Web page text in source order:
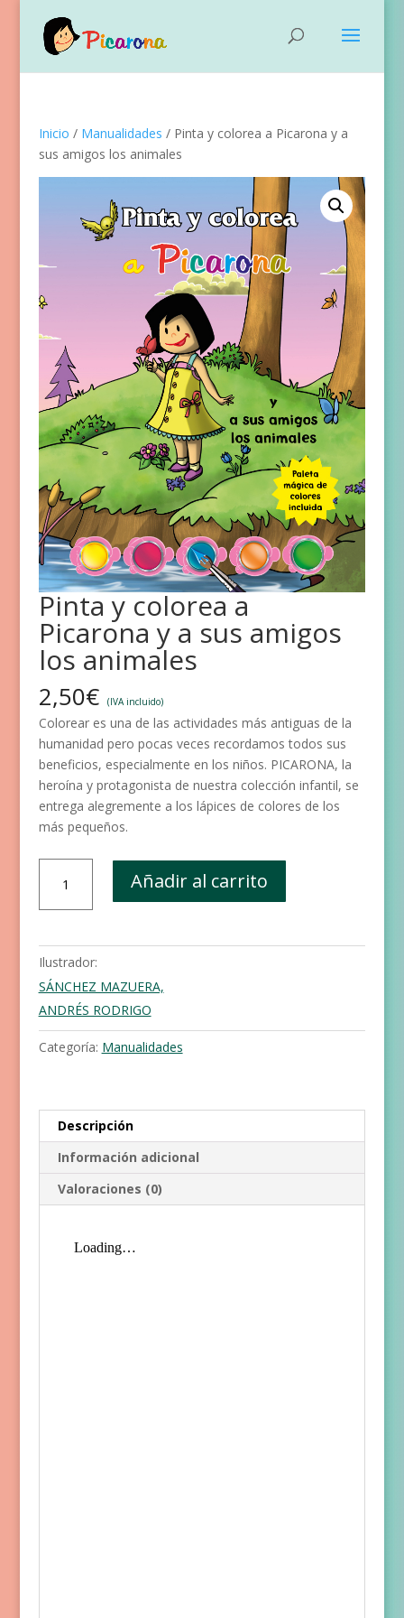
Inicio / Manualidades / Pinta y colorea a Picarona y a
sus amigos los animales
Pinta y colorea a
Picarona y a sus amigos
los animales
2,50€ (IVA incluido)
Colorear es una de las actividades más antiguas de la
humanidad pero pocas veces recordamos todos sus
beneficios, especialmente en los niños. PICARONA, la
heroína y protagonista de nuestra colección infantil, se
entrega alegremente a los lápices de colores de los
más pequeños.
colorea
Picarona
y
a
sus
amigos
los
Añadir al carrito
Ilustrador:
SÁNCHEZ MAZUERA,
ANDRÉS RODRIGO
Categoría: Manualidades
Descripción
Información adicional
Valoraciones (0)